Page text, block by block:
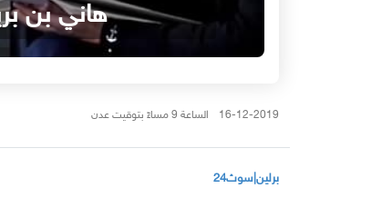
هاني بن
16-12-2019 الساعة 9 مساءً بتوقيت عدن
برلين|سوث24